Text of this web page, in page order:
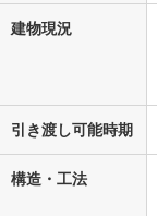
建物現況
引き渡し可能時期
構造・工法